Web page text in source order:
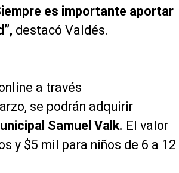
es importante aportar
destacó Valdés.
a través
se podrán adquirir
Samuel Valk. El valor
y $5 mil para niños de 6 a 12